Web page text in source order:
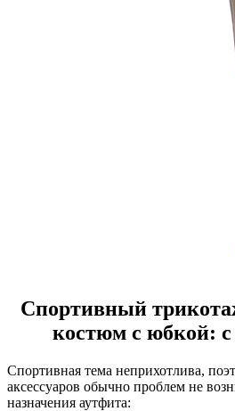
Спортивный
костюм с юбкой: с
Спортивная тема неприхотлива,
аксессуаров обычно проблем не
назначения аутфита: